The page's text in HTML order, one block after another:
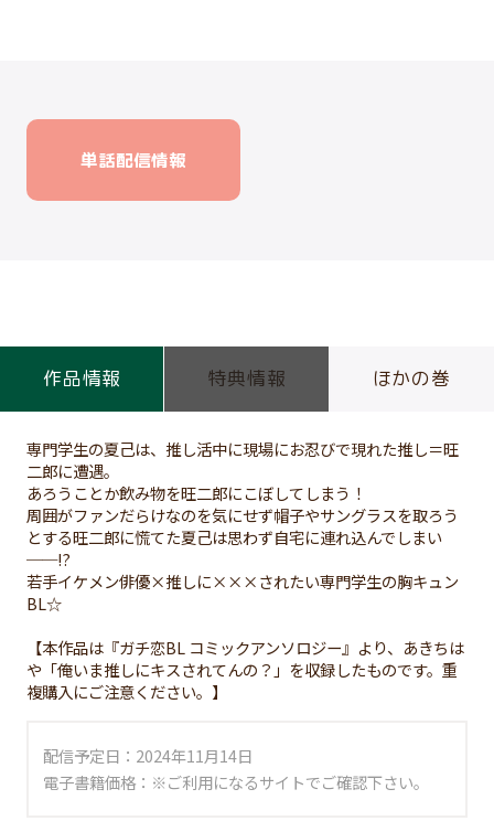
単話配信情報
作品情報 特典情報 ほかの巻
専門学生の夏己は、推し活中に現場にお忍びで現れた推し＝旺
二郎に遭遇。
あろうことか飲み物を旺二郎にこぼしてしまう！
周囲がファンだらけなのを気にせず帽子やサングラスを取ろう
とする旺二郎に慌てた夏己は思わず自宅に連れ込んでしまい
──!?
若手イケメン俳優×推しに×××されたい専門学生の胸キュン
BL☆
【本作品は『ガチ恋BL コミックアンソロジー』より、あきちは
や「俺いま推しにキスされてんの？」を収録したものです。重
複購入にご注意ください。】
配信予定日：2024年11月14日
電子書籍価格：※ご利用になるサイトでご確認下さい。